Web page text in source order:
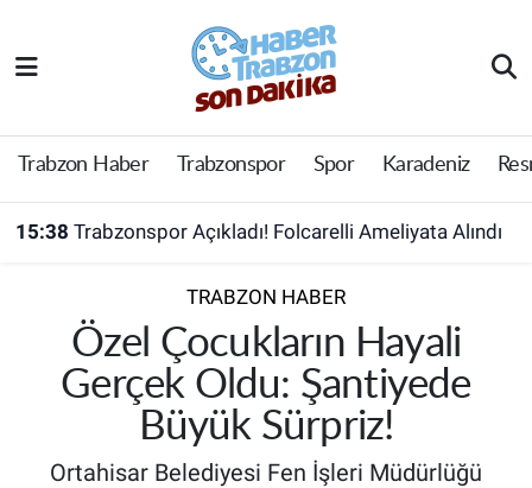
Trabzon Haber Trabzonspor Spor Karadeniz
15:38 Trabzonspor Açıkladı! Folcarelli Ameliyata Alındı
TRABZON HABER
Özel Çocukların Hayali
Gerçek Oldu: Şantiyede
Büyük Sürpriz!
Ortahisar Belediyesi Fen İşleri Müdürlüğü
Trabzon Haber
Trabzonspor
Resmi Reklam
Yazarlar
Trabzon Nöbetçi Eczaneler
Trabzon Hava Durumu
Süper Lig Puan Durumu ve Fikstür
Tüm Manşetler
Son Dakika Haberleri